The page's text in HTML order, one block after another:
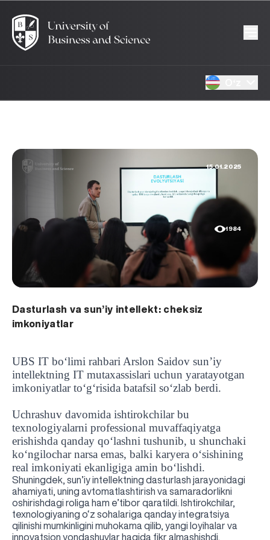
15.01.2025
1984
Dasturlash va sun’iy intellekt: cheksiz
imkoniyatlar
UBS IT bo‘limi rahbari Arslon Saidov sun’iy
intellektning IT mutaxassislari uchun yaratayotgan
imkoniyatlar to‘g‘risida batafsil so‘zlab berdi.
Uchrashuv davomida ishtirokchilar bu
texnologiyalarni professional muvaffaqiyatga
erishishda qanday qo‘lashni tushunib, u shunchaki
ko‘ngilochar narsa emas, balki karyera o‘sishining
real imkoniyati ekanligiga amin bo‘lishdi.
Shuningdek, sun’iy intellektning dasturlash jarayonidagi
ahamiyati, uning avtomatlashtirish va samaradorlikni
oshirishdagi roliga ham e’tibor qaratildi. Ishtirokchilar,
texnologiyaning o‘z sohalariga qanday integratsiya
qilinishi mumkinligini muhokama qilib, yangi loyihalar va
innovatsion yondashuvlar haqida fikr almashishdi.
UBS professori "Yangi O‘zbekiston yosh olimlari"
Sevimli "UBS xabarnomasi" gazetamizning yangi soni
UBS va bitiruvchi talabalar viloyat hokimligi tomonidan
Til oʻrganishda Ovropacha aytganda "level up" qilishni
Inson kapitaliga yo‘naltirilgan investitsiya — Yangi